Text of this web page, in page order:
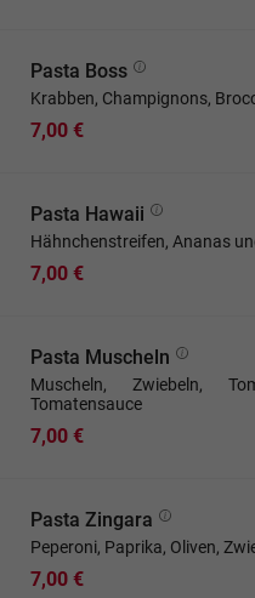
Pasta Boss
Krabben, Champignons,
7,00 €
Pasta Hawaii
Hähnchenstreifen, Ananas
7,00 €
Pasta Muscheln
Muscheln, Zwiebeln,
Tomatensauce
7,00 €
Pasta Zingara
Peperoni, Paprika, Oliven,
7,00 €